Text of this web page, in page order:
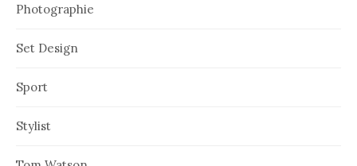
Photographie
Set Design
Sport
Stylist